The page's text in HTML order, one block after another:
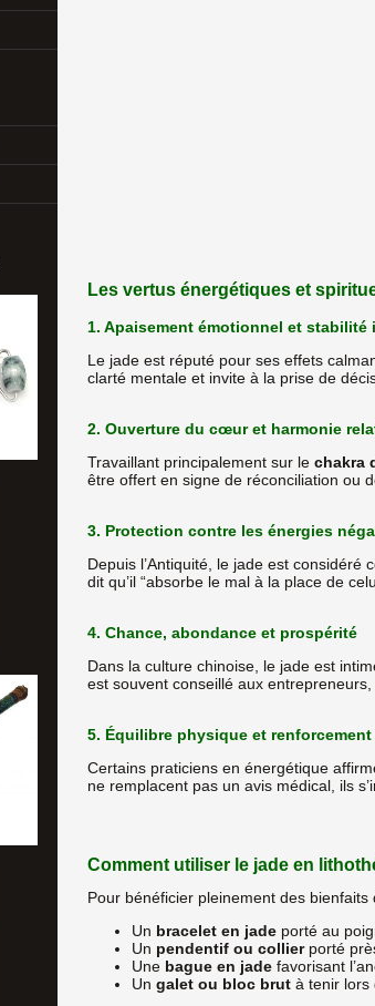
Les vertus énergétiques et
1. Apaisement émotionnel et stabilité
Le jade est réputé pour ses effets
clarté mentale et invite à la prise de
2. Ouverture du cœur et harmonie
Travaillant principalement sur le chakra
être offert en signe de réconciliation ou
3. Protection contre les énergies
Depuis l’Antiquité, le jade est
dit qu’il “absorbe le mal à la place de
4. Chance, abondance et prospérité
Dans la culture chinoise, le jade est
est souvent conseillé aux
5. Équilibre physique et
Certains praticiens en énergétique
ne remplacent pas un avis médical, ils
Comment utiliser le jade en
Pour bénéficier pleinement des
Un bracelet en jadeporté au
Un pendentif ou collierporté
Une bague en jadefavorisant
Un galet ou bloc brutà tenir lors